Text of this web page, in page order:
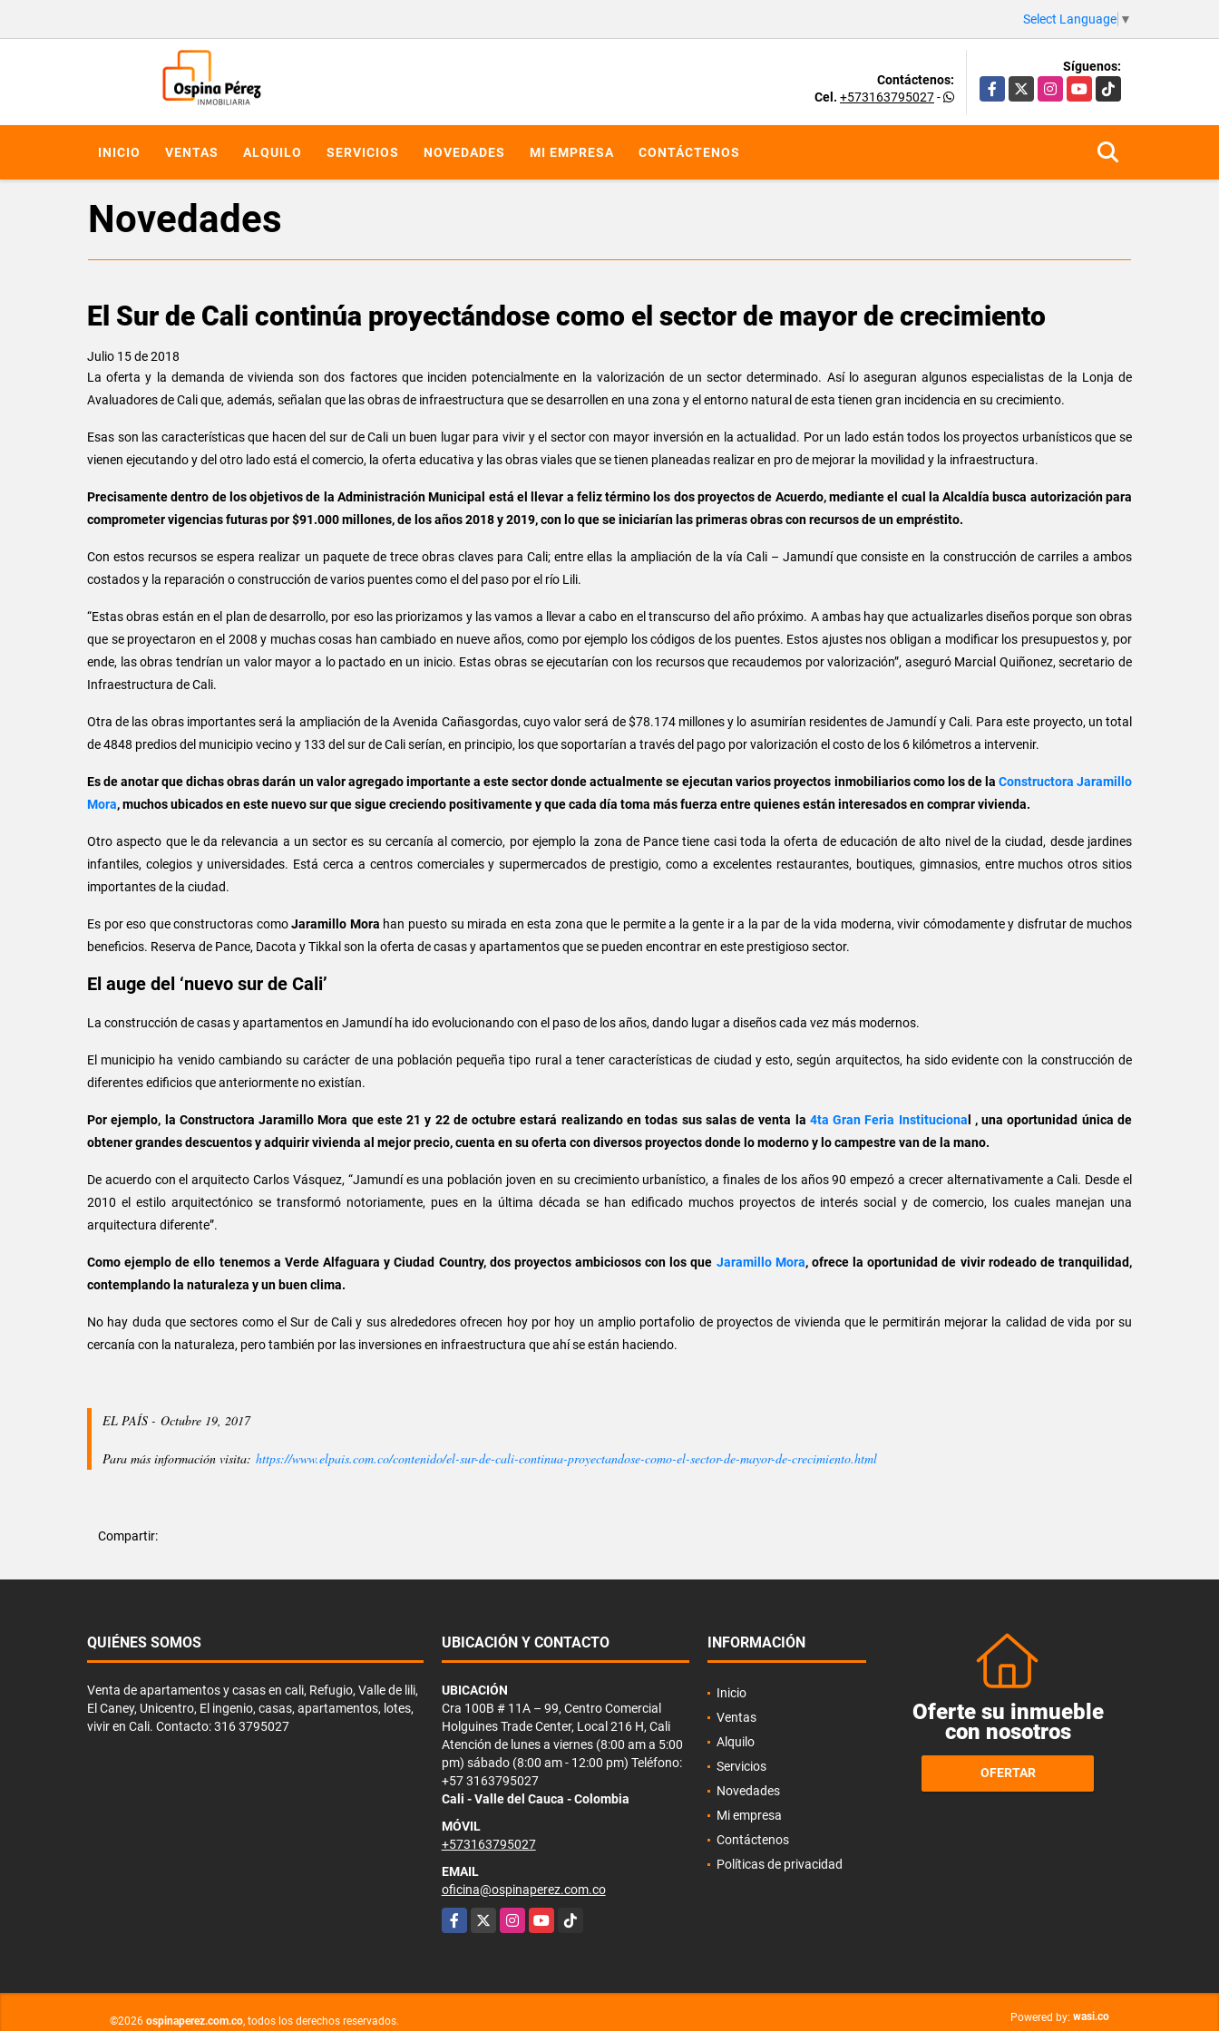
Select Language ▼
Contáctenos:
Cel. +573163795027-
Síguenos:
Facebook
X InstagramYouTubeTikTok
INICIO VENTAS ALQUILO SERVICIOS NOVEDADES MI EMPRESA CONTÁCTENOS
Novedades
El Sur de Cali continúa proyectándose como el sector de mayor de crecimiento
Julio 15 de 2018
La oferta y la demanda de vivienda son dos factores que inciden potencialmente en la valorización de un sector determinado. Así lo aseguran algunos especialistas de la Lonja de
Avaluadores de Cali que, además, señalan que las obras de infraestructura que se desarrollen en una zona y el entorno natural de esta tienen gran incidencia en su crecimiento.
Esas son las características que hacen del sur de Cali un buen lugar para vivir y el sector con mayor inversión en la actualidad. Por un lado están todos los proyectos urbanísticos que se
vienen ejecutando y del otro lado está el comercio, la oferta educativa y las obras viales que se tienen planeadas realizar en pro de mejorar la movilidad y la infraestructura.
Precisamente dentro de los objetivos de la Administración Municipal está el llevar a feliz término los dos proyectos de Acuerdo, mediante el cual la Alcaldía busca autorización para
comprometer vigencias futuras por $91.000 millones, de los años 2018 y 2019, con lo que se iniciarían las primeras obras con recursos de un empréstito.
Con estos recursos se espera realizar un paquete de trece obras claves para Cali; entre ellas la ampliación de la vía Cali – Jamundí que consiste en la construcción de carriles a ambos
costados y la reparación o construcción de varios puentes como el del paso por el río Lili.
“Estas obras están en el plan de desarrollo, por eso las priorizamos y las vamos a llevar a cabo en el transcurso del año próximo. A ambas hay que actualizarles diseños porque son obras
que se proyectaron en el 2008 y muchas cosas han cambiado en nueve años, como por ejemplo los códigos de los puentes. Estos ajustes nos obligan a modificar los presupuestos y, por
ende, las obras tendrían un valor mayor a lo pactado en un inicio. Estas obras se ejecutarían con los recursos que recaudemos por valorización”, aseguró Marcial Quiñonez, secretario de
Infraestructura de Cali.
Otra de las obras importantes será la ampliación de la Avenida Cañasgordas, cuyo valor será de $78.174 millones y lo asumirían residentes de Jamundí y Cali. Para este proyecto, un total
de 4848 predios del municipio vecino y 133 del sur de Cali serían, en principio, los que soportarían a través del pago por valorización el costo de los 6 kilómetros a intervenir.
Es de anotar que dichas obras darán un valor agregado importante a este sector donde actualmente se ejecutan varios proyectos inmobiliarios como los de la Constructora Jaramillo
Mora, muchos ubicados en este nuevo sur que sigue creciendo positivamente y que cada día toma más fuerza entre quienes están interesados en comprar vivienda.
Otro aspecto que le da relevancia a un sector es su cercanía al comercio, por ejemplo la zona de Pance tiene casi toda la oferta de educación de alto nivel de la ciudad, desde jardines
infantiles, colegios y universidades. Está cerca a centros comerciales y supermercados de prestigio, como a excelentes restaurantes, boutiques, gimnasios, entre muchos otros sitios
importantes de la ciudad.
Es por eso que constructoras comoJaramillo Mora han puesto su mirada en esta zona que le permite a la gente ir a la par de la vida moderna, vivir cómodamente y disfrutar de muchos
beneficios. Reserva de Pance, Dacota y Tikkal son la oferta de casas y apartamentos que se pueden encontrar en este prestigioso sector.
El auge del ‘nuevo sur de Cali’
La construcción de casas y apartamentos en Jamundí ha ido evolucionando con el paso de los años, dando lugar a diseños cada vez más modernos.
El municipio ha venido cambiando su carácter de una población pequeña tipo rural a tener características de ciudad y esto, según arquitectos, ha sido evidente con la construcción de
diferentes edificios que anteriormente no existían.
Por ejemplo, la Constructora Jaramillo Mora que este 21 y 22 de octubre estará realizando en todas sus salas de venta la 4ta Gran Feria Instituciona l , una oportunidad única de
obtener grandes descuentos y adquirir vivienda al mejor precio, cuenta en su oferta con diversos proyectos donde lo moderno y lo campestre van de la mano.
De acuerdo con el arquitecto Carlos Vásquez, “Jamundí es una población joven en su crecimiento urbanístico, a finales de los años 90 empezó a crecer alternativamente a Cali. Desde el
2010 el estilo arquitectónico se transformó notoriamente, pues en la última década se han edificado muchos proyectos de interés social y de comercio, los cuales manejan una
arquitectura diferente”.
Como ejemplo de ello tenemos a Verde Alfaguara y Ciudad Country, dos proyectos ambiciosos con los que Jaramillo Mora, ofrece la oportunidad de vivir rodeado de tranquilidad,
contemplando la naturaleza y un buen clima.
No hay duda que sectores como el Sur de Cali y sus alrededores ofrecen hoy por hoy un amplio portafolio de proyectos de vivienda que le permitirán mejorar la calidad de vida por su
cercanía con la naturaleza, pero también por las inversiones en infraestructura que ahí se están haciendo.
EL PAÍS - Octubre 19, 2017
Para más información visita: https://www.elpais.com.co/contenido/el-sur-de-cali-continua-proyectandose-como-el-sector-de-mayor-de-crecimiento.html
Compartir:
QUIÉNES SOMOS
Venta de apartamentos y casas en cali, Refugio, Valle de lili,
El Caney, Unicentro, El ingenio, casas, apartamentos, lotes,
vivir en Cali. Contacto: 316 3795027
UBICACIÓN Y CONTACTO
UBICACIÓN
Cra 100B # 11A – 99, Centro Comercial
Holguines Trade Center, Local 216 H, Cali
Atención de lunes a viernes (8:00 am a 5:00
pm) sábado (8:00 am - 12:00 pm) Teléfono:
+57 3163795027
Cali - Valle del Cauca - Colombia
MÓVIL
+573163795027
EMAIL
oficina@ospinaperez.com.co
Facebook
X InstagramYouTubeTikTok
INFORMACIÓN
Inicio
Ventas
Alquilo
Servicios
Novedades
Mi empresa
Contáctenos
Políticas de privacidad
Oferte su inmueble
con nosotros
OFERTAR
©2026 ospinaperez.com.co, todos los derechos reservados. Powered by: wasi.co